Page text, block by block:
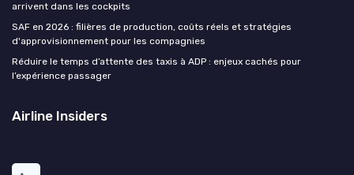
arrivent dans les cockpits
SAF en 2026 : filières de production, coûts réels et stratégies
d'approvisionnement pour les compagnies
Réduire le temps d’attente des taxis à ADP : enjeux cachés pour
l’expérience passager
Airline Insiders